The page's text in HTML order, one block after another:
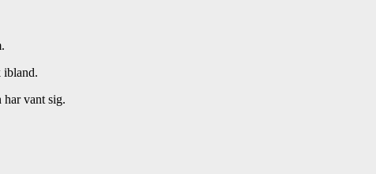
ibland.
har vant sig.